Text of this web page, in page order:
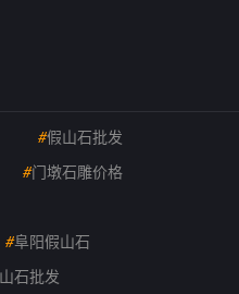
#假山石批发
#门墩石雕价格
#阜阳假山石
石批发